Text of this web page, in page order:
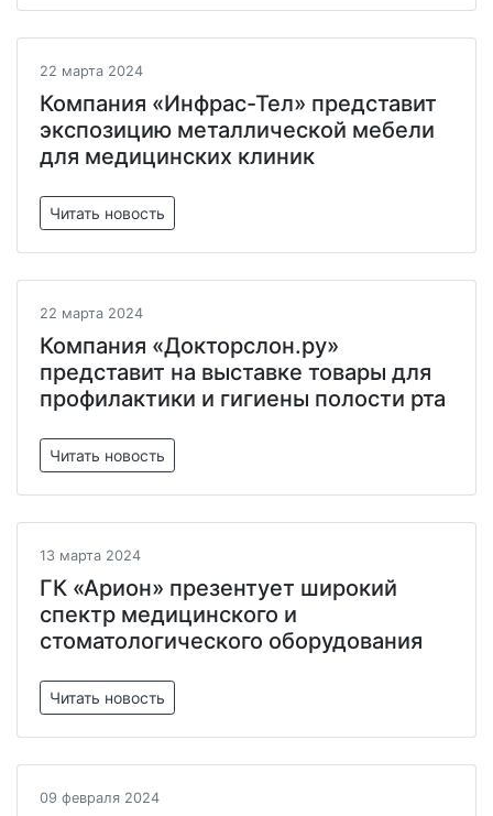
22 марта 2024
Компания «Инфрас-Тел» представит
экспозицию металлической мебели
для медицинских клиник
Читать новость
22 марта 2024
Компания «Докторслон.ру»
представит на выставке товары для
профилактики и гигиены полости рта
Читать новость
13 марта 2024
ГК «Арион» презентует широкий
спектр медицинского и
стоматологического оборудования
Читать новость
09 февраля 2024